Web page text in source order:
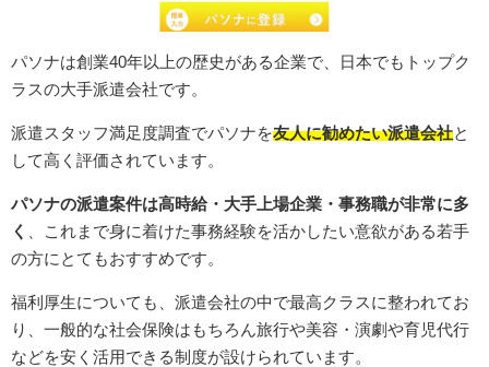
パソナは創業40年以上の歴史がある企業で、日本でもトップク
ラスの大手派遣会社です。
派遣スタッフ満足度調査でパソナを友人に勧めたい派遣会社 と
して高く評価されています。
パソナの派遣案件は高時給・大手上場企業・事務職が非常に多
く
、これまで身に着けた事務経験を活かしたい意欲がある若手
の方にとてもおすすめです。
福利厚生についても、派遣会社の中で最高クラスに整われてお
り、一般的な社会保険はもちろん旅行や美容・演劇や育児代行
などを安く活用できる制度が設けられています。